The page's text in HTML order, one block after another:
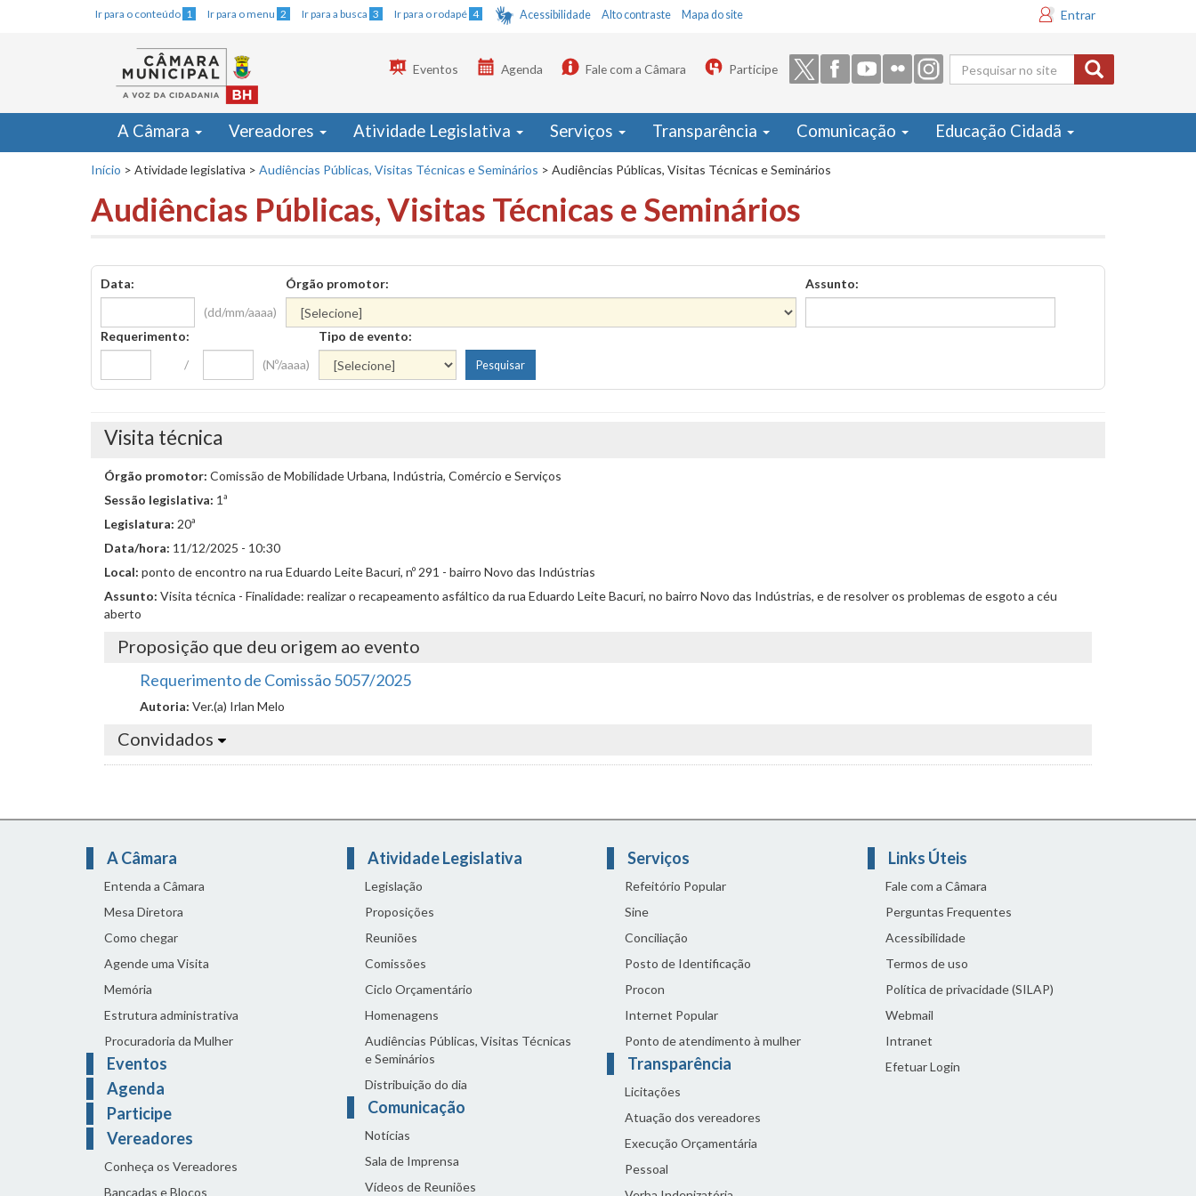
Ir para o conteúdo 1 Ir para o menu 2 Ir para a busca 3 Ir para o rodapé 4 Acessibilidade Alto contraste Mapa do site Entrar
Formulário
de busca
Eventos Agenda Fale com a Câmara Participe
A Câmara Vereadores Atividade Legislativa Serviços Transparência Comunicação Educação Cidadã
Início > Atividade legislativa > Audiências Públicas, Visitas Técnicas e Seminários > Audiências Públicas, Visitas Técnicas e Seminários
Audiências Públicas, Visitas Técnicas e Seminários
Data:
(dd/mm/aaaa)
Órgão promotor: Assunto:
Requerimento:
/
(Nº/aaaa)
Tipo de evento:
Visita técnica
Órgão promotor: Comissão de Mobilidade Urbana, Indústria, Comércio e Serviços
Sessão legislativa: 1ª
Legislatura: 20ª
Data/hora: 11/12/2025 - 10:30
Local: ponto de encontro na rua Eduardo Leite Bacuri, nº 291 - bairro Novo das Indústrias
Assunto: Visita técnica - Finalidade: realizar o recapeamento asfáltico da rua Eduardo Leite Bacuri, no bairro Novo das Indústrias, e de resolver os problemas de esgoto a céu
aberto
Proposição que deu origem ao evento
Requerimento de Comissão 5057/2025
Autoria: Ver.(a) Irlan Melo
Convidados
A Câmara
Entenda a Câmara
Mesa Diretora
Como chegar
Agende uma Visita
Memória
Estrutura administrativa
Procuradoria da Mulher
Eventos
Agenda
Participe
Vereadores
Conheça os Vereadores
Bancadas e Blocos
Atividade Legislativa
Legislação
Proposições
Reuniões
Comissões
Ciclo Orçamentário
Homenagens
Audiências Públicas, Visitas Técnicas
e Seminários
Distribuição do dia
Comunicação
Notícias
Sala de Imprensa
Vídeos de Reuniões
Serviços
Refeitório Popular
Sine
Conciliação
Posto de Identificação
Procon
Internet Popular
Ponto de atendimento à mulher
Transparência
Licitações
Atuação dos vereadores
Execução Orçamentária
Pessoal
Links Úteis
Fale com a Câmara
Perguntas Frequentes
Acessibilidade
Termos de uso
Política de privacidade (SILAP)
Webmail
Intranet
Efetuar Login